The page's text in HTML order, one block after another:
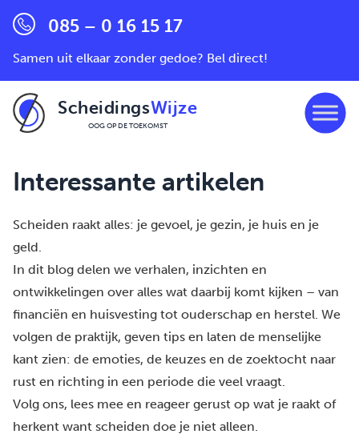
085 – 0 16 15 17
Samen uit elkaar zonder gedoe? Bel direct!
ScheidingsWijze
OOG OP DE TOEKOMST
Interessante artikelen
Scheiden raakt alles: je gevoel, je gezin, je huis en je
geld.
In dit blog delen we verhalen, inzichten en
ontwikkelingen over alles wat daarbij komt kijken – van
financiën en huisvesting tot ouderschap en herstel. We
volgen de praktijk, geven tips en laten de menselijke
kant zien: de emoties, de keuzes en de zoektocht naar
rust en richting in een periode die veel vraagt.
Volg ons, lees mee en reageer gerust op wat je raakt of
herkent want scheiden doe je niet alleen.